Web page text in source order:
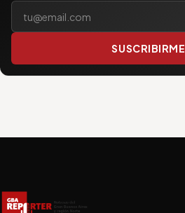
Tu correo electrónico
SUSCRIBIRME